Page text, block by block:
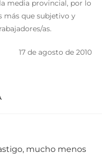
media provincial, por lo
más que subjetivo y
as.
17 de agosto de 2010
mucho menos